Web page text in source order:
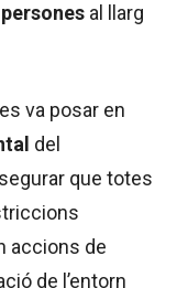
al llarg
va posar en
del
que totes
accions de
de l’entorn